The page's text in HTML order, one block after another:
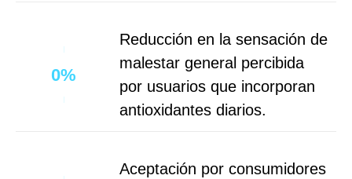
0%
Reducción en la sensación de
malestar general percibida
por usuarios que incorporan
antioxidantes diarios.
Aceptación por consumidores